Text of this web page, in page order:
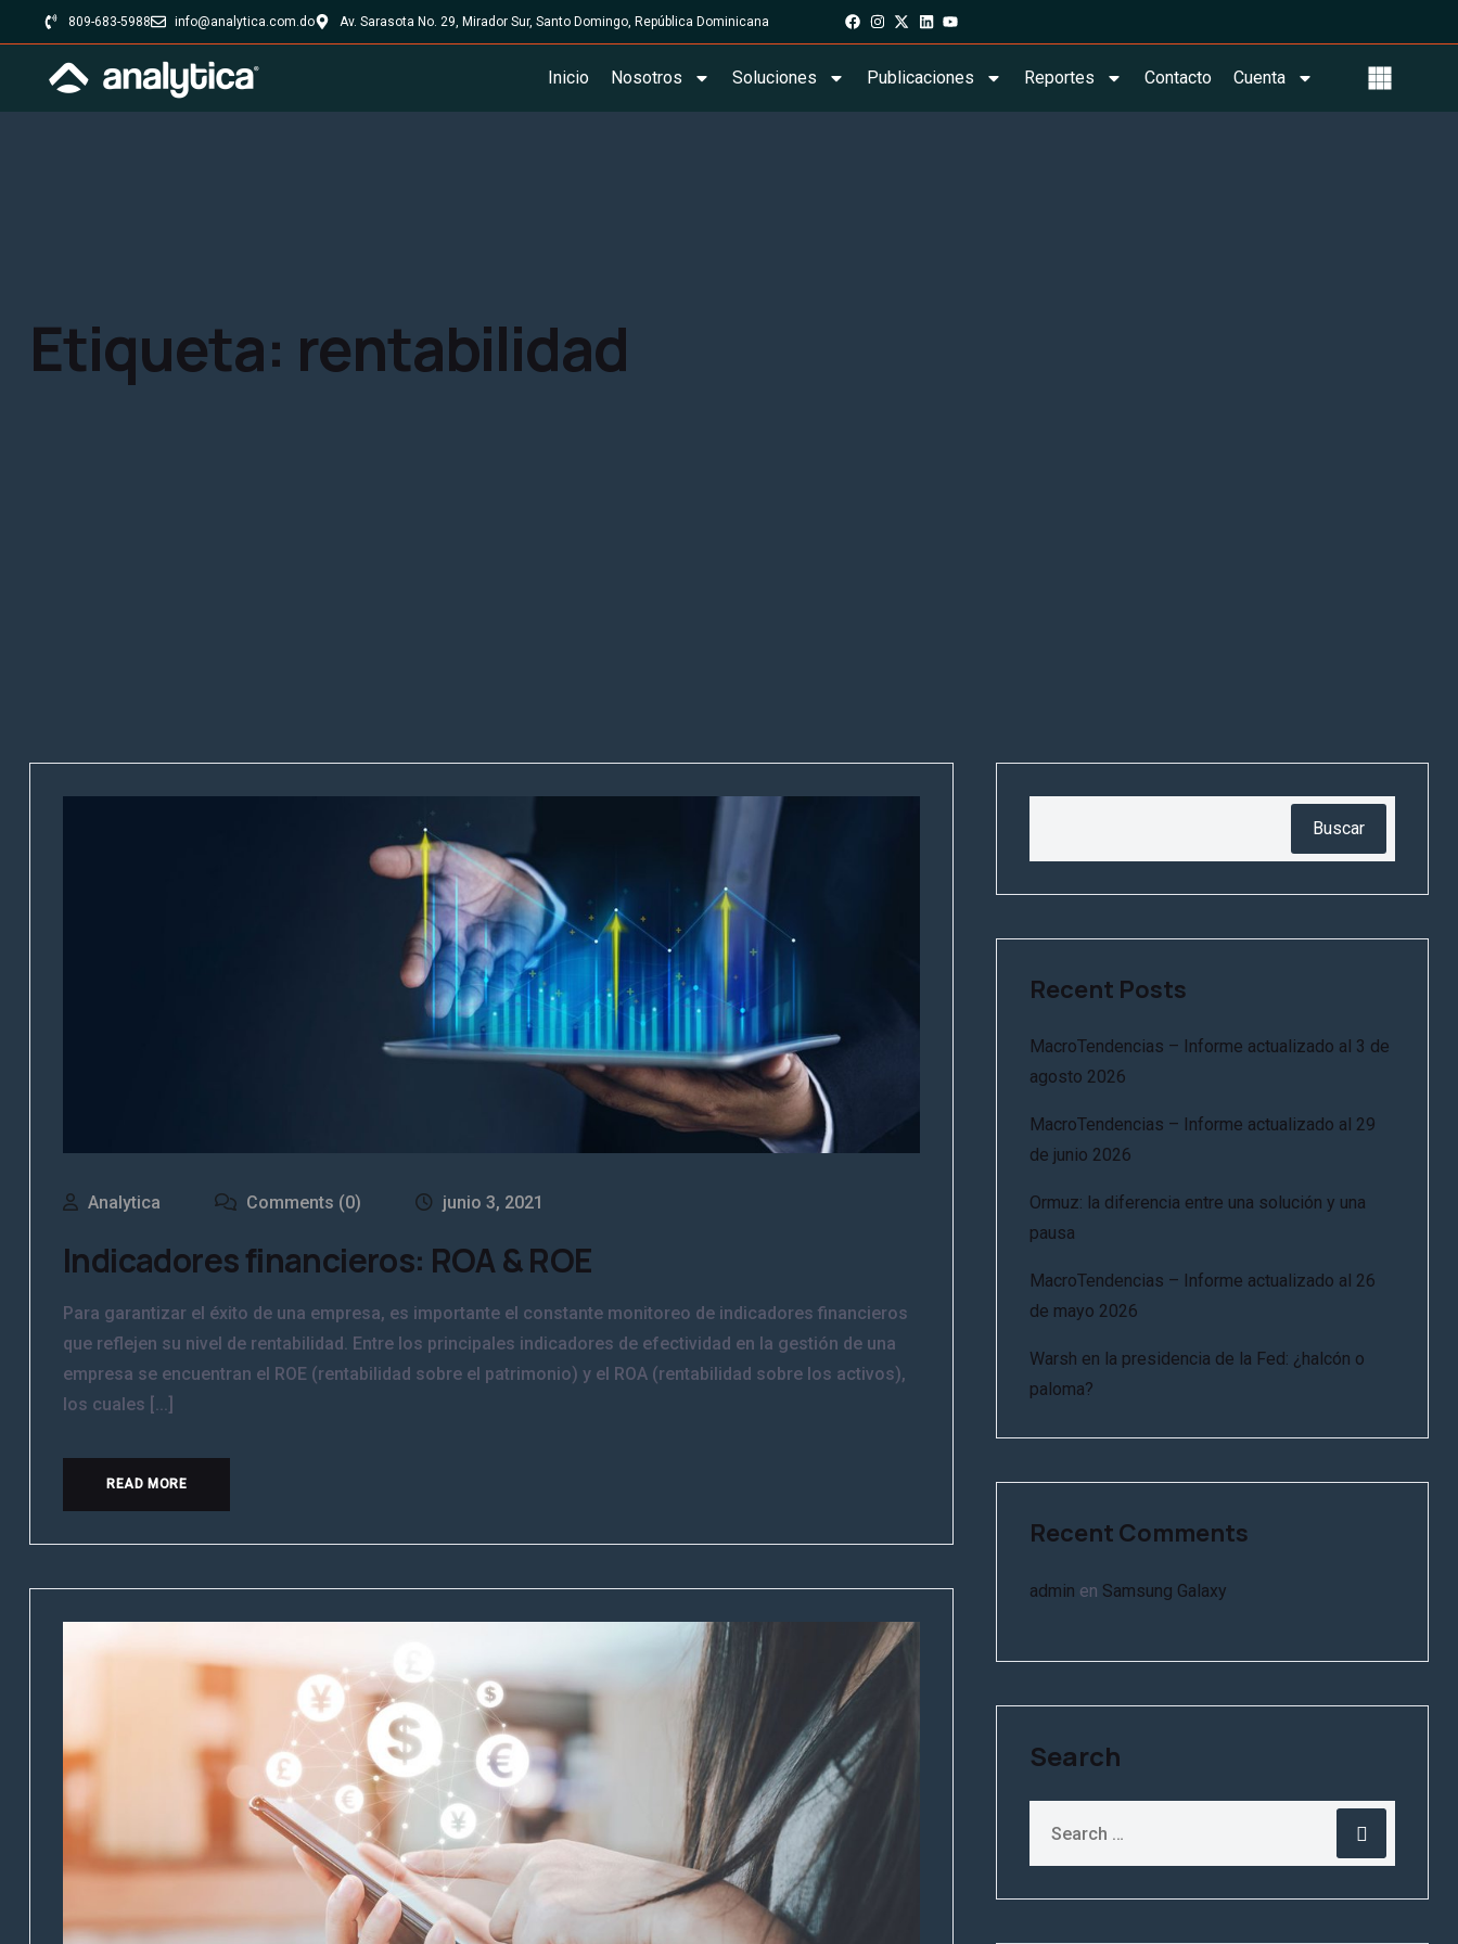
809-683-5988 info@analytica.com.do Av. Sarasota No. 29, Mirador Sur, Santo Domingo, República Dominicana
Inicio Nosotros Soluciones Publicaciones Reportes Contacto Cuenta
Etiqueta: rentabilidad
Analytica Comments (0) junio 3, 2021
Indicadores financieros: ROA & ROE
Para garantizar el éxito de una empresa, es importante el constante monitoreo de indicadores financieros
que reflejen su nivel de rentabilidad. Entre los principales indicadores de efectividad en la gestión de una
empresa se encuentran el ROE (rentabilidad sobre el patrimonio) y el ROA (rentabilidad sobre los activos),
los cuales [...]
READ MORE
Buscar
Recent Posts
MacroTendencias – Informe actualizado al 3 de
agosto 2026
MacroTendencias – Informe actualizado al 29
de junio 2026
Ormuz: la diferencia entre una solución y una
pausa
MacroTendencias – Informe actualizado al 26
de mayo 2026
Warsh en la presidencia de la Fed: ¿halcón o
paloma?
Recent Comments
admin en Samsung Galaxy
Search